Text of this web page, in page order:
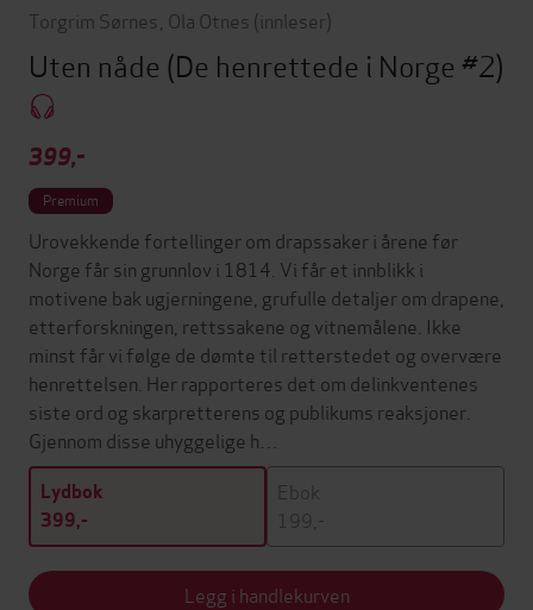
Torgrim Sørnes Ola Otnes (innleser)
Uten nåde (De henrettede i Norge #2)
399,-
Premium
Urovekkende fortellinger om drapssaker i årene før
Norge får sin grunnlov i 1814. Vi får et innblikk i
motivene bak ugjerningene, grufulle detaljer om drapene,
etterforskningen, rettssakene og vitnemålene. Ikke
minst får vi følge de dømte til retterstedet og overvære
henrettelsen. Her rapporteres det om delinkventenes
siste ord og skarpretterens og publikums reaksjoner.
Gjennom disse uhyggelige h…
Lydbok
399,-
Ebok
199,-
Legg i handlekurven